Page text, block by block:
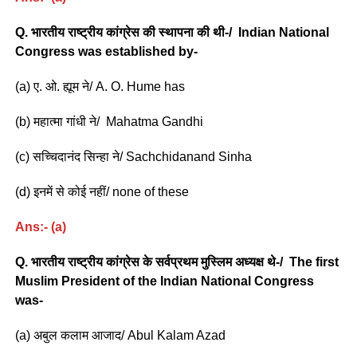
Q. भारतीय राष्ट्रीय कांग्रेस की स्थापना की थी-/ Indian National
Congress was established by-
(a) ए. ओ. ह्यूम ने/ A. O. Hume has
(b) महात्मा गांधी ने/ Mahatma Gandhi
(c) सच्चिदानंद सिन्हा ने/ Sachchidanand Sinha
(d) इनमें से कोई नहीं/ none of these
Ans:- (a)
Q. भारतीय राष्ट्रीय कांग्रेस के सर्वप्रथम मुस्लिम अध्यक्ष थे-/ The first
Muslim President of the Indian National Congress
was-
(a) अबुल कलाम आजाद/ Abul Kalam Azad